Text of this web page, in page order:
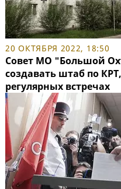
20 ОКТЯБРЯ 2022, 18:50
Совет МО "Большой
создавать штаб по
регулярных встречах